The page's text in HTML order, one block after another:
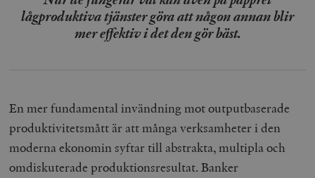
lågproduktiva tjänster göra att någon annan blir
mer effektiv i det den gör bäst.
En mer fundamental invändning mot outputbaserade
produktivitetsmått är att många verksamheter i den
moderna ekonomin syftar till abstrakta, multipla och
omdiskuterade produktionsresultat. Banker